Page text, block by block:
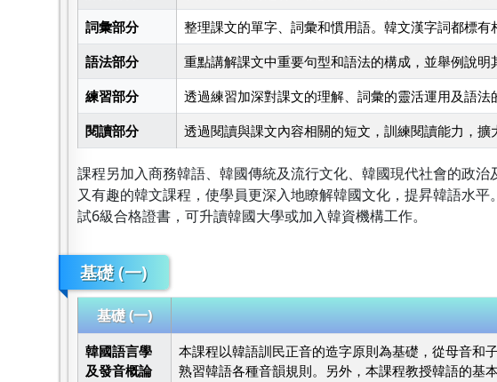
詞彙部分
整理課文的單字、詞彙和慣用語。韓文漢字詞都標有
語法部分
重點講解課文中重要句型和語法的構成，並舉例說明
練習部分
透過練習加深對課文的理解、詞彙的靈活運用及語法
閱讀部分
透過閱讀與課文內容相關的短文，訓練閱讀能力，擴
課程另加入商務韓語、韓國傳統及流行文化、韓國現代社會的政
又有趣的韓文課程，使學員更深入地瞭解韓國文化，提昇韓語水
試6級合格證書，可升讀韓國大學或加入韓資機構工作。
基礎 (一)
基礎 (一)
韓國語言學
及發音概論
本課程以韓語訓民正音的造字原則為基礎，從母音和
熟習韓語各種音韻規則。另外，本課程教授韓語的基